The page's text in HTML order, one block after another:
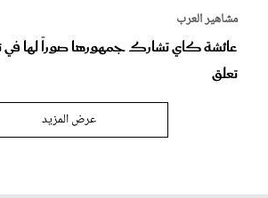
مشاهير العرب
عائشة كاي تشارك جمهورها صوراً لها
تعلق
عرض المزيد